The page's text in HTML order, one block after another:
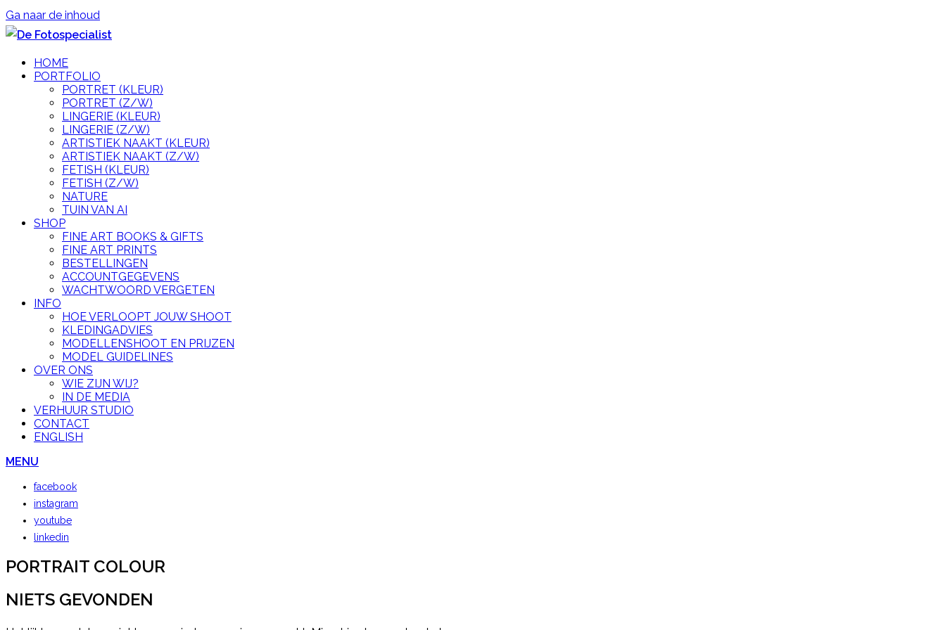
Ga naar de inhoud
HOME
PORTFOLIO
PORTRET (KLEUR)
PORTRET (Z/W)
LINGERIE (KLEUR)
LINGERIE (Z/W)
ARTISTIEK NAAKT (KLEUR)
ARTISTIEK NAAKT (Z/W)
FETISH (KLEUR)
FETISH (Z/W)
NATURE
TUIN VAN AI
SHOP
FINE ART BOOKS & GIFTS
FINE ART PRINTS
BESTELLINGEN
ACCOUNTGEGEVENS
WACHTWOORD VERGETEN
INFO
HOE VERLOOPT JOUW SHOOT
KLEDINGADVIES
MODELLENSHOOT EN PRIJZEN
MODEL GUIDELINES
OVER ONS
WIE ZIJN WIJ?
IN DE MEDIA
VERHUUR STUDIO
CONTACT
ENGLISH
MENU
facebook
instagram
youtube
linkedin
PORTRAIT COLOUR
NIETS GEVONDEN